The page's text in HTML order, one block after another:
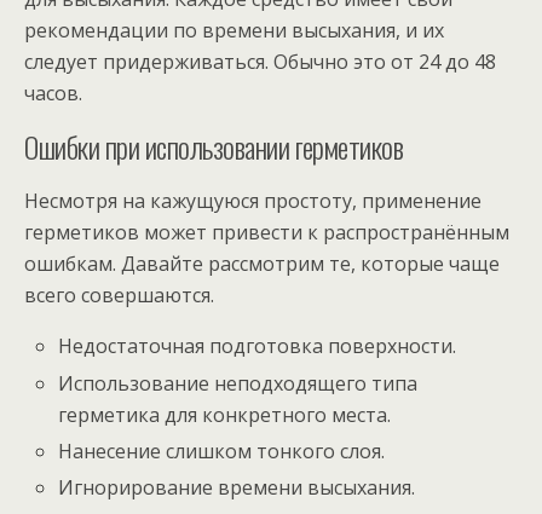
рекомендации по времени высыхания, и их
следует придерживаться. Обычно это от 24 до 48
часов.
Ошибки при использовании герметиков
Несмотря на кажущуюся простоту, применение
герметиков может привести к распространённым
ошибкам. Давайте рассмотрим те, которые чаще
всего совершаются.
Недостаточная подготовка поверхности.
Использование неподходящего типа
герметика для конкретного места.
Нанесение слишком тонкого слоя.
Игнорирование времени высыхания.